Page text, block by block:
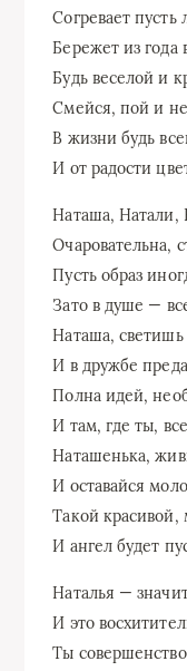
Согревает пусть
Бережет из года
Будь веселой и
Смейся, пой и не
В жизни будь
И от радости
Наташа, Натали,
Очаровательна,
Пусть образ
Зато в душе —
Наташа, светишь
И в дружбе
Полна идей,
И там, где ты,
Наташенька,
И оставайся
Такой
И ангел будет
Наталья —
И это
Ты